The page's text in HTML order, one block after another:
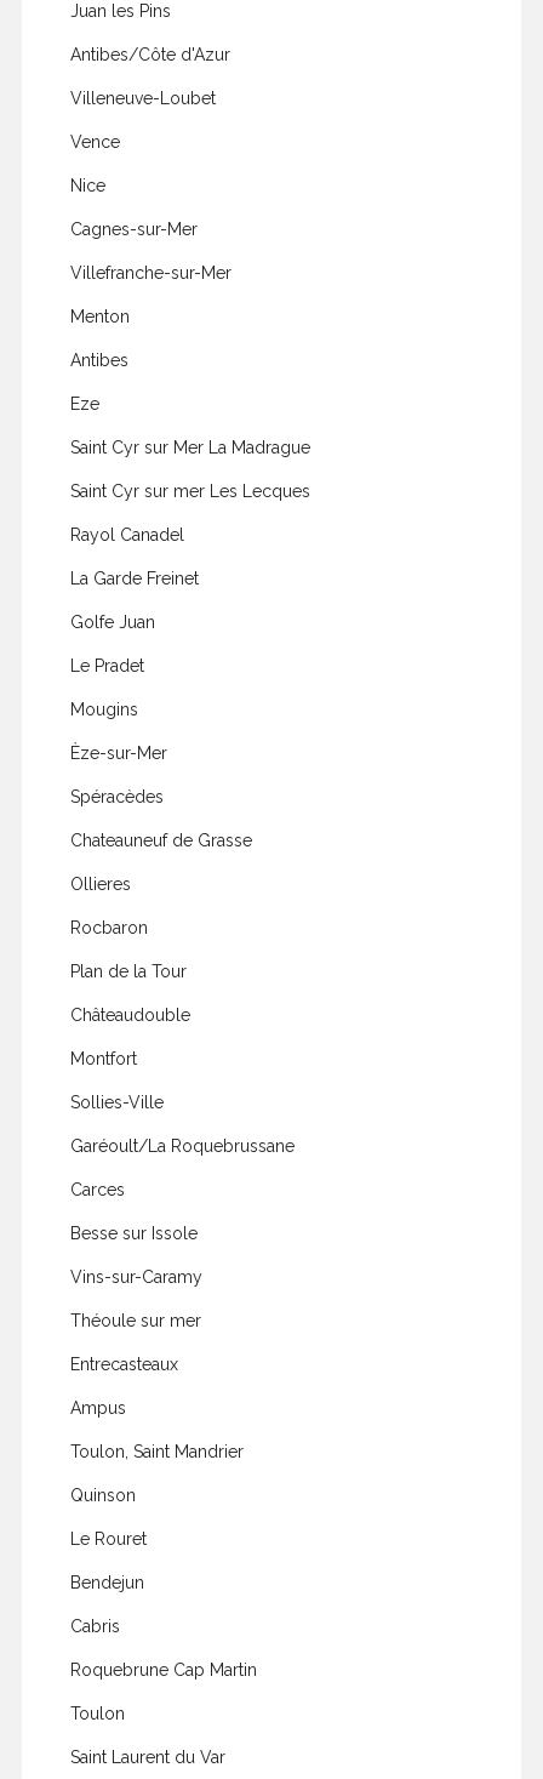
Juan les Pins
Antibes/Côte d'Azur
Villeneuve-Loubet
Vence
Nice
Cagnes-sur-Mer
Villefranche-sur-Mer
Menton
Antibes
Eze
Saint Cyr sur Mer La Madrague
Saint Cyr sur mer Les Lecques
Rayol Canadel
La Garde Freinet
Golfe Juan
Le Pradet
Mougins
Èze-sur-Mer
Spéracèdes
Chateauneuf de Grasse
Ollieres
Rocbaron
Plan de la Tour
Châteaudouble
Montfort
Sollies-Ville
Garéoult/La Roquebrussane
Carces
Besse sur Issole
Vins-sur-Caramy
Théoule sur mer
Entrecasteaux
Ampus
Toulon, Saint Mandrier
Quinson
Le Rouret
Bendejun
Cabris
Roquebrune Cap Martin
Toulon
Saint Laurent du Var